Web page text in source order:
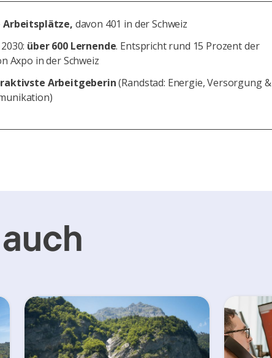
Arbeitsplätze, davon 401 in der Schweiz
über 600 Lernende. Entspricht rund 15 Prozent der
Axpo in der Schweiz
Arbeitgeberin(Randstad: Energie, Versorgung &